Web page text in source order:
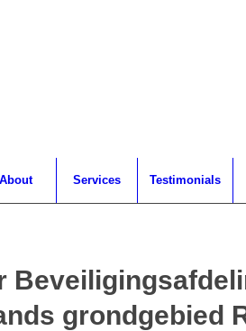
About Services Testimonials
grondgebied